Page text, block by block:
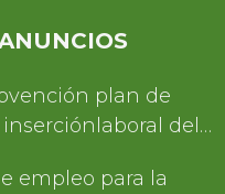
plan de
del
empleo para la